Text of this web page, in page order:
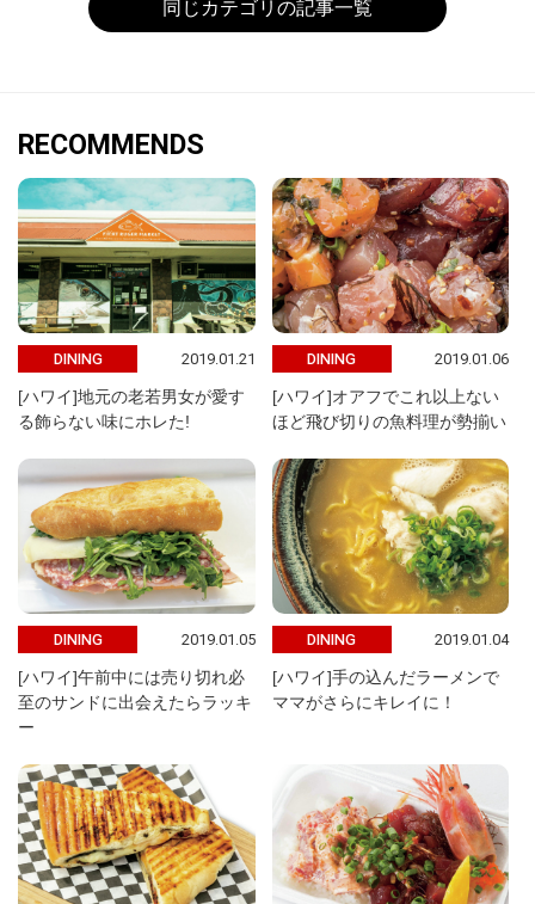
同じカテゴリの記事一覧
RECOMMENDS
DINING 2019.01.21
[ハワイ]地元の老若男女が愛す
る飾らない味にホレた!
DINING 2019.01.06
[ハワイ]オアフでこれ以上ない
ほど飛び切りの魚料理が勢揃い
DINING 2019.01.05
[ハワイ]午前中には売り切れ必
至のサンドに出会えたらラッキ
ー
DINING 2019.01.04
[ハワイ]手の込んだラーメンで
ママがさらにキレイに！